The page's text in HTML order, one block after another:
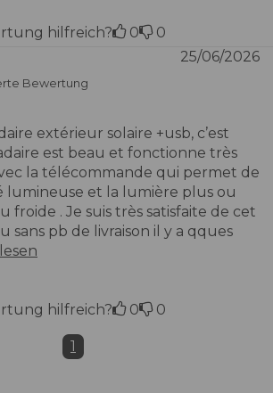
hilfreich?
0
0
25/06/2026
Bewertung
extérieur solaire +usb, c’est
est beau et fonctionne très
la télécommande qui permet de
lumineuse et la lumière plus ou
froide . Je suis très satisfaite de cet
sans pb de livraison il y a qques
hilfreich?
0 0
1